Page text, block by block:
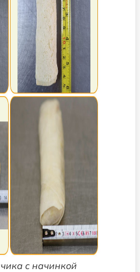
с начинкой